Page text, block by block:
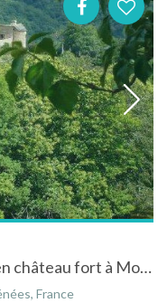
Gîte*** dans le donjon d'un ancien château fort à Moyrazès en Aveyron
France